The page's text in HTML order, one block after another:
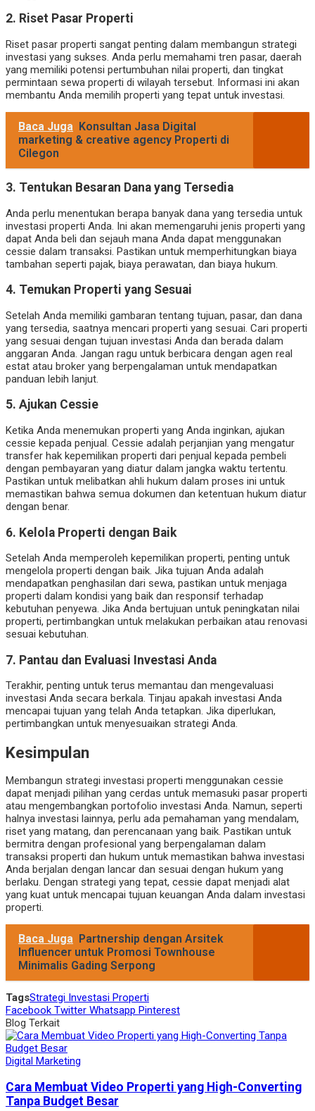
2. Riset Pasar Properti
Riset pasar properti sangat penting dalam membangun strategi
investasi yang sukses. Anda perlu memahami tren pasar, daerah
yang memiliki potensi pertumbuhan nilai properti, dan tingkat
permintaan sewa properti di wilayah tersebut. Informasi ini akan
membantu Anda memilih properti yang tepat untuk investasi.
Baca Juga Konsultan Jasa Digital
marketing & creative agency Properti di
Cilegon
3. Tentukan Besaran Dana yang Tersedia
Anda perlu menentukan berapa banyak dana yang tersedia untuk
investasi properti Anda. Ini akan memengaruhi jenis properti yang
dapat Anda beli dan sejauh mana Anda dapat menggunakan
cessie dalam transaksi. Pastikan untuk memperhitungkan biaya
tambahan seperti pajak, biaya perawatan, dan biaya hukum.
4. Temukan Properti yang Sesuai
Setelah Anda memiliki gambaran tentang tujuan, pasar, dan dana
yang tersedia, saatnya mencari properti yang sesuai. Cari properti
yang sesuai dengan tujuan investasi Anda dan berada dalam
anggaran Anda. Jangan ragu untuk berbicara dengan agen real
estat atau broker yang berpengalaman untuk mendapatkan
panduan lebih lanjut.
5. Ajukan Cessie
Ketika Anda menemukan properti yang Anda inginkan, ajukan
cessie kepada penjual. Cessie adalah perjanjian yang mengatur
transfer hak kepemilikan properti dari penjual kepada pembeli
dengan pembayaran yang diatur dalam jangka waktu tertentu.
Pastikan untuk melibatkan ahli hukum dalam proses ini untuk
memastikan bahwa semua dokumen dan ketentuan hukum diatur
dengan benar.
6. Kelola Properti dengan Baik
Setelah Anda memperoleh kepemilikan properti, penting untuk
mengelola properti dengan baik. Jika tujuan Anda adalah
mendapatkan penghasilan dari sewa, pastikan untuk menjaga
properti dalam kondisi yang baik dan responsif terhadap
kebutuhan penyewa. Jika Anda bertujuan untuk peningkatan nilai
properti, pertimbangkan untuk melakukan perbaikan atau renovasi
sesuai kebutuhan.
7. Pantau dan Evaluasi Investasi Anda
Terakhir, penting untuk terus memantau dan mengevaluasi
investasi Anda secara berkala. Tinjau apakah investasi Anda
mencapai tujuan yang telah Anda tetapkan. Jika diperlukan,
pertimbangkan untuk menyesuaikan strategi Anda.
Kesimpulan
Membangun strategi investasi properti menggunakan cessie
dapat menjadi pilihan yang cerdas untuk memasuki pasar properti
atau mengembangkan portofolio investasi Anda. Namun, seperti
halnya investasi lainnya, perlu ada pemahaman yang mendalam,
riset yang matang, dan perencanaan yang baik. Pastikan untuk
bermitra dengan profesional yang berpengalaman dalam
transaksi properti dan hukum untuk memastikan bahwa investasi
Anda berjalan dengan lancar dan sesuai dengan hukum yang
berlaku. Dengan strategi yang tepat, cessie dapat menjadi alat
yang kuat untuk mencapai tujuan keuangan Anda dalam investasi
properti.
Baca Juga Partnership dengan Arsitek
Influencer untuk Promosi Townhouse
Minimalis Gading Serpong
TagsStrategi Investasi Properti
Facebook Twitter Whatsapp Pinterest
Blog Terkait
Digital Marketing
Cara Membuat Video Properti yang High-Converting
Tanpa Budget Besar